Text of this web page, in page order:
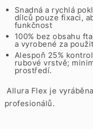
Snadná a rychlá
dílců pouze fixaci,
funkčnost
100% bez obsahu
a vyrobené za
Alespoň 25%
rubové vrstvě;
prostředí.
Allura Flex je
profesionálů.